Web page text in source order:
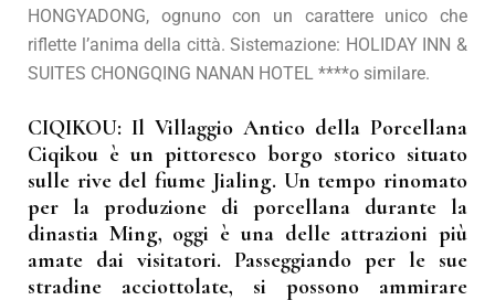
HONGYADONG, ognuno con un carattere unico che
riflette l’anima della città. Sistemazione: HOLIDAY INN &
SUITES CHONGQING NANAN HOTEL ****o similare.
CIQIKOU: Il Villaggio Antico della Porcellana
Ciqikou è un pittoresco borgo storico situato
sulle rive del fiume Jialing. Un tempo rinomato
per la produzione di porcellana durante la
dinastia Ming, oggi è una delle attrazioni più
amate dai visitatori. Passeggiando per le sue
stradine acciottolate, si possono ammirare